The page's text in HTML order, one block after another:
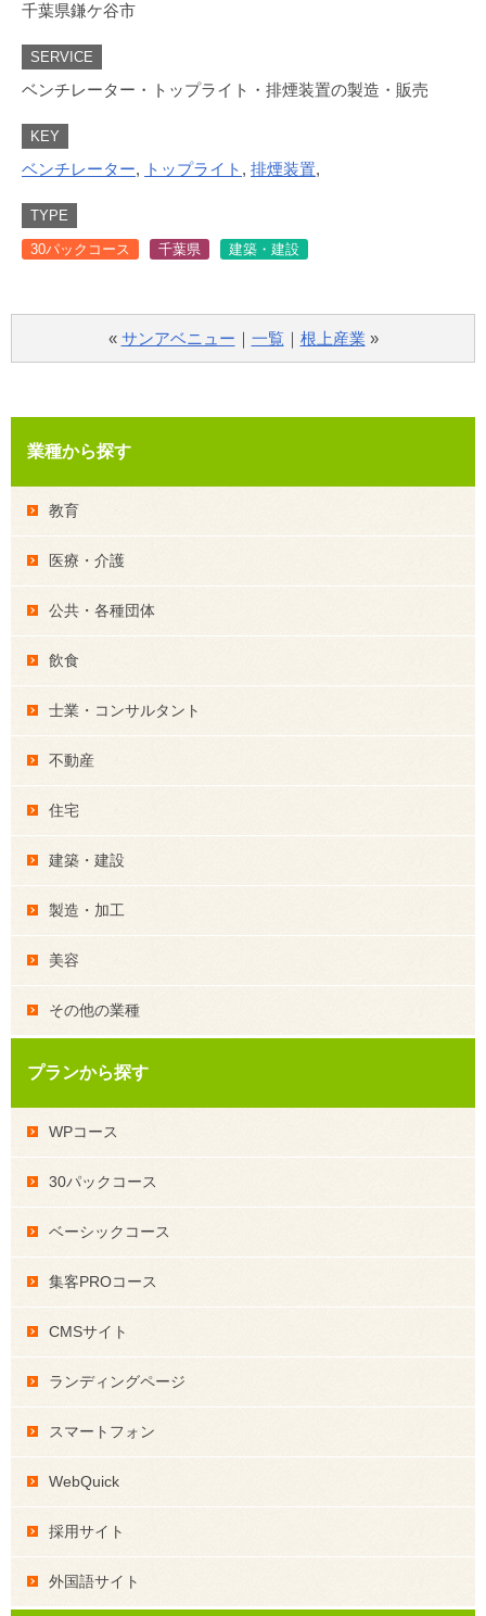
千葉県鎌ケ谷市
SERVICE
ベンチレーター・トップライト・排煙装置の製造・販売
KEY
ベンチレーター, トップライト , 排煙装置,
TYPE
30パックコース 千葉県 建築・建設
« サンアベニュー ｜ 一覧 ｜ 根上産業 »
業種から探す
教育
医療・介護
公共・各種団体
飲食
士業・コンサルタント
不動産
住宅
建築・建設
製造・加工
美容
その他の業種
プランから探す
WPコース
30パックコース
ベーシックコース
集客PROコース
CMSサイト
ランディングページ
スマートフォン
WebQuick
採用サイト
外国語サイト